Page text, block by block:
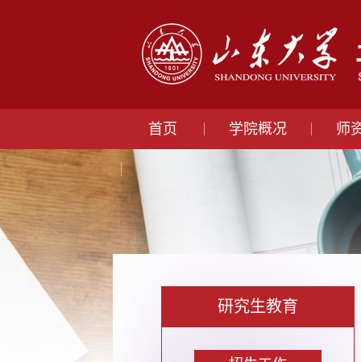
首页 学院概况 师
研究生教育